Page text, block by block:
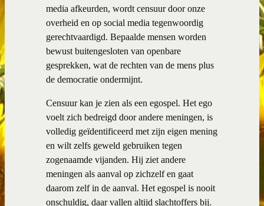
media afkeurden, wordt censuur door onze
overheid en op social media tegenwoordig
gerechtvaardigd. Bepaalde mensen worden
bewust buitengesloten van openbare
gesprekken, wat de rechten van de mens plus
de democratie ondermijnt.
Censuur kan je zien als een egospel. Het ego
voelt zich bedreigd door andere meningen, is
volledig geïdentificeerd met zijn eigen mening
en wilt zelfs geweld gebruiken tegen
zogenaamde vijanden. Hij ziet andere
meningen als aanval op zichzelf en gaat
daarom zelf in de aanval. Het egospel is nooit
onschuldig, daar vallen altijd slachtoffers bij.